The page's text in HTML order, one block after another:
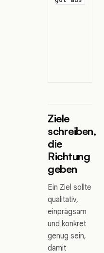
Ziele
schreiben,
die
Richtung
geben
Ein Ziel sollte
qualitativ,
einprägsam
und konkret
genug sein,
damit